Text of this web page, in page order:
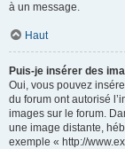
à un message.
Haut
Puis-je insérer des
Oui, vous pouvez
du forum ont autorisé
images sur le forum.
une image distante,
exemple « http://